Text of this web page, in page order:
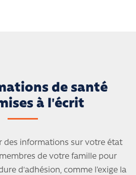
de santé
à l'écrit
des informations sur votre état
de votre famille pour
d'adhésion, comme l’exige la